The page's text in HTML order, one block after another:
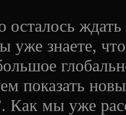
осталось
уже знаете,
показать
Как мы уже